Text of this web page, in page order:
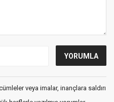
veya imalar, inançlara saldırı